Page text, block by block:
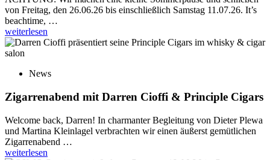
von Freitag, den 26.06.26 bis einschließlich Samstag 11.07.26. It’s
beachtime, …
weiterlesen
News
Zigarrenabend mit Darren Cioffi & Principle Cigars
Welcome back, Darren! In charmanter Begleitung von Dieter Plewa
und Martina Kleinlagel verbrachten wir einen äußerst gemütlichen
Zigarrenabend …
weiterlesen